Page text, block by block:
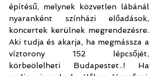
építésű, melynek közvetlen lábánál
nyaranként színházi előadások,
koncertek kerülnek megrendezésre.
Aki tudja és akarja, ha megmássza a
víztorony 152 lépcsőjét,
körbeölelheti Budapestet..! Ha